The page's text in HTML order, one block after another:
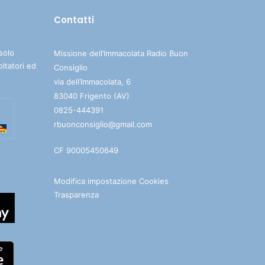
ed
Contatti
Missione dell’Immacolata Radio Buon
Consiglio
via dell’Immacolata, 6
83040 Frigento (AV)
0825-444391
rbuonconsiglio@gmail.com
CF 90005450649
Modifica impostazione Cookies
Trasparenza